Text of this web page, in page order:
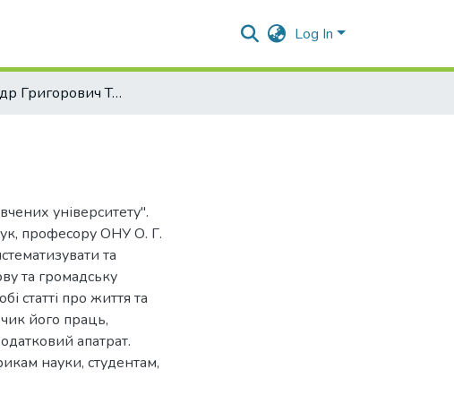
Log In
Олександр Григорович Топчієв
університету".
професору ОНУ О. Г.
та
та громадську
статті про життя та
його праць,
апатрат.
науки, студентам,